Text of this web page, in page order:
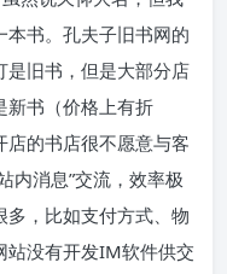
书。孔夫子旧书网的
是旧书，但是大部分店
新书（价格上有折
的书店很不愿意与客
内消息”交流，效率极
，比如支付方式、物
站没有开发IM软件供交